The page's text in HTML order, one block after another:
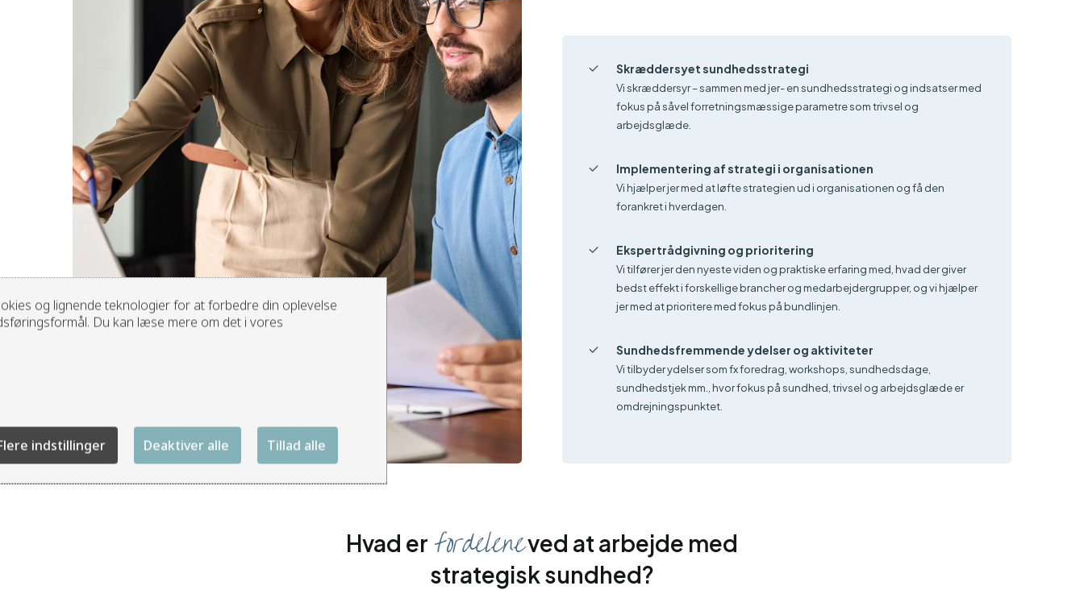
Skræddersyet sundhedsstrategi
Vi skræddersyr – sammen med jer- en sundhedsstrategi og indsatser med
fokus på såvel forretningsmæssige parametre som trivsel og
arbejdsglæde.
Implementering af strategi i organisationen
Vi hjælper jer med at løfte strategien ud i organisationen og få den
forankret i hverdagen.
Ekspertrådgivning og prioritering
Vi tilfører jer den nyeste viden og praktiske erfaring med, hvad der giver
bedst effekt i forskellige brancher og medarbejdergrupper, og vi hjælper
jer med at prioritere med fokus på bundlinjen.
Sundhedsfremmende ydelser og aktiviteter
Vi tilbyder ydelser som fx foredrag, workshops, sundhedsdage,
sundhedstjek mm., hvor fokus på sundhed, trivsel og arbejdsglæde er
omdrejningspunktet.
Hvad er fordeleneved at arbejde med
strategisk sundhed?
og lignende teknologier for at forbedre din oplevelse
Du kan læse mere om det i vores
indstillinger Deaktiver alle Tillad alle